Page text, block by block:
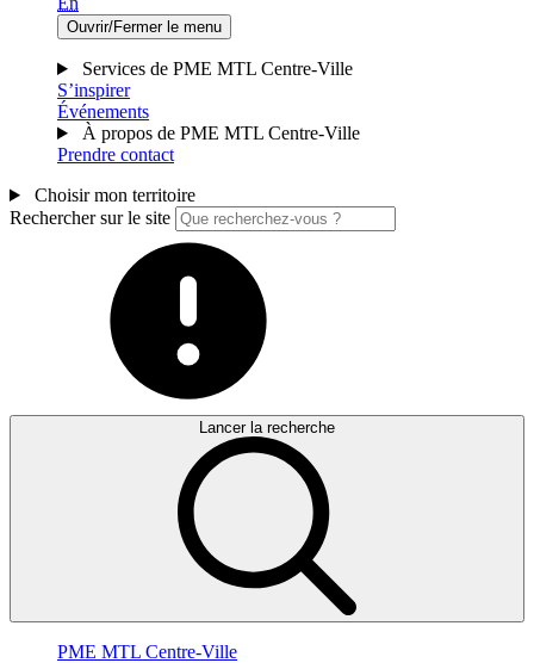
Ouvrir/Fermer le menu
Services de PME MTL Centre-Ville
S’inspirer
Événements
À propos de PME MTL Centre-Ville
Prendre contact
Choisir mon territoire
Rechercher sur le site
Lancer la recherche
PME MTL Centre-Ville